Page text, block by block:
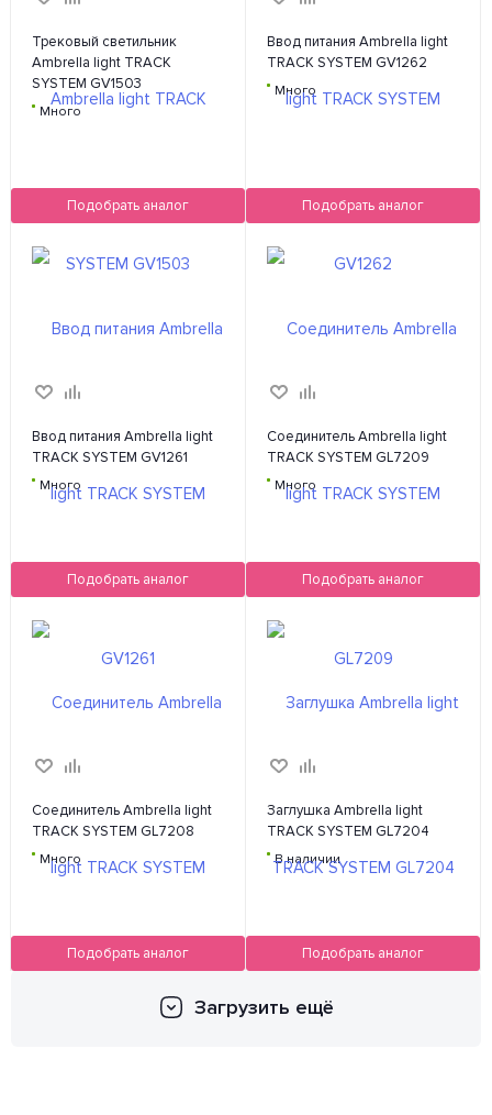
Трековый светильник
Ambrella light TRACK
SYSTEM GV1503
Много
Подобрать аналог
Ввод питания Ambrella light
TRACK SYSTEM GV1262
Много
Подобрать аналог
Ввод питания Ambrella light
TRACK SYSTEM GV1261
Много
Подобрать аналог
Соединитель Ambrella light
TRACK SYSTEM GL7209
Много
Подобрать аналог
Соединитель Ambrella light
TRACK SYSTEM GL7208
Много
Подобрать аналог
Заглушка Ambrella light
TRACK SYSTEM GL7204
В наличии
Подобрать аналог
Загрузить ещё